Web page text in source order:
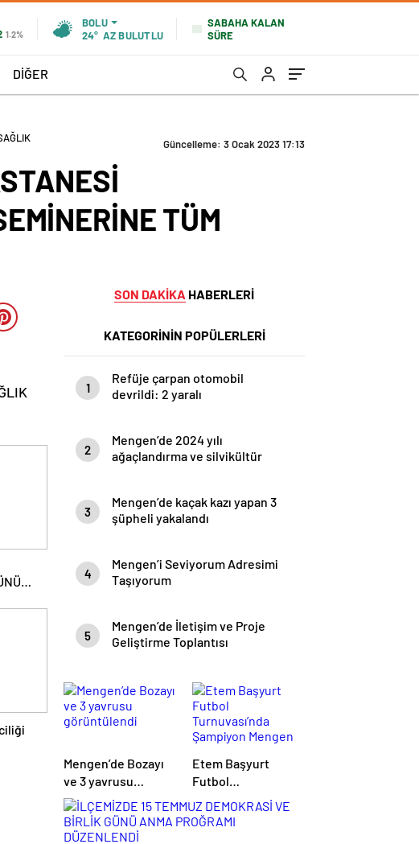
1.2%
BOLU
24° AZ BULUTLU
SABAHA KALAN
SÜRE
DİĞER
Güncelleme: 3 Ocak 2023 17:13
TÜM
SON DAKİKA HABERLERİ
KATEGORİNİN POPÜLERLERİ
1
Refüje çarpan otomobil
devrildi: 2 yaralı
2
Mengen’de 2024 yılı
ağaçlandırma ve silvikültür
3
Mengen’de kaçak kazı yapan 3
şüpheli yakalandı
4
Mengen’i Seviyorum Adresimi
Taşıyorum
5
Mengen’de İletişim ve Proje
Geliştirme Toplantısı
Mengen’de Bozayı
ve 3 yavrusu
görüntülendi
Etem Başyurt
Futbol
Turnuvası’nda
Şampiyon Mengen